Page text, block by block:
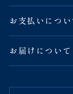
お支払いについ
お届けについて